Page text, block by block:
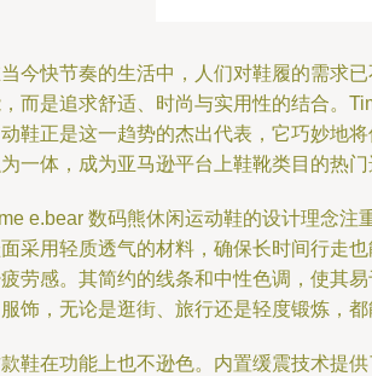
今快节奏的生活中，人们对鞋履的需求
而是追求舒适、时尚与实用性的结合。
鞋正是这一趋势的杰出代表，它巧妙地
一体，成为亚马逊平台上鞋靴类目的热门
e.bear 数码熊休闲运动鞋的设计理念注
采用轻质透气的材料，确保长时间行走
劳感。其简约的线条和中性色调，使其
饰，无论是逛街、旅行还是轻度锻炼，都
鞋在功能上也不逊色。内置缓震技术提